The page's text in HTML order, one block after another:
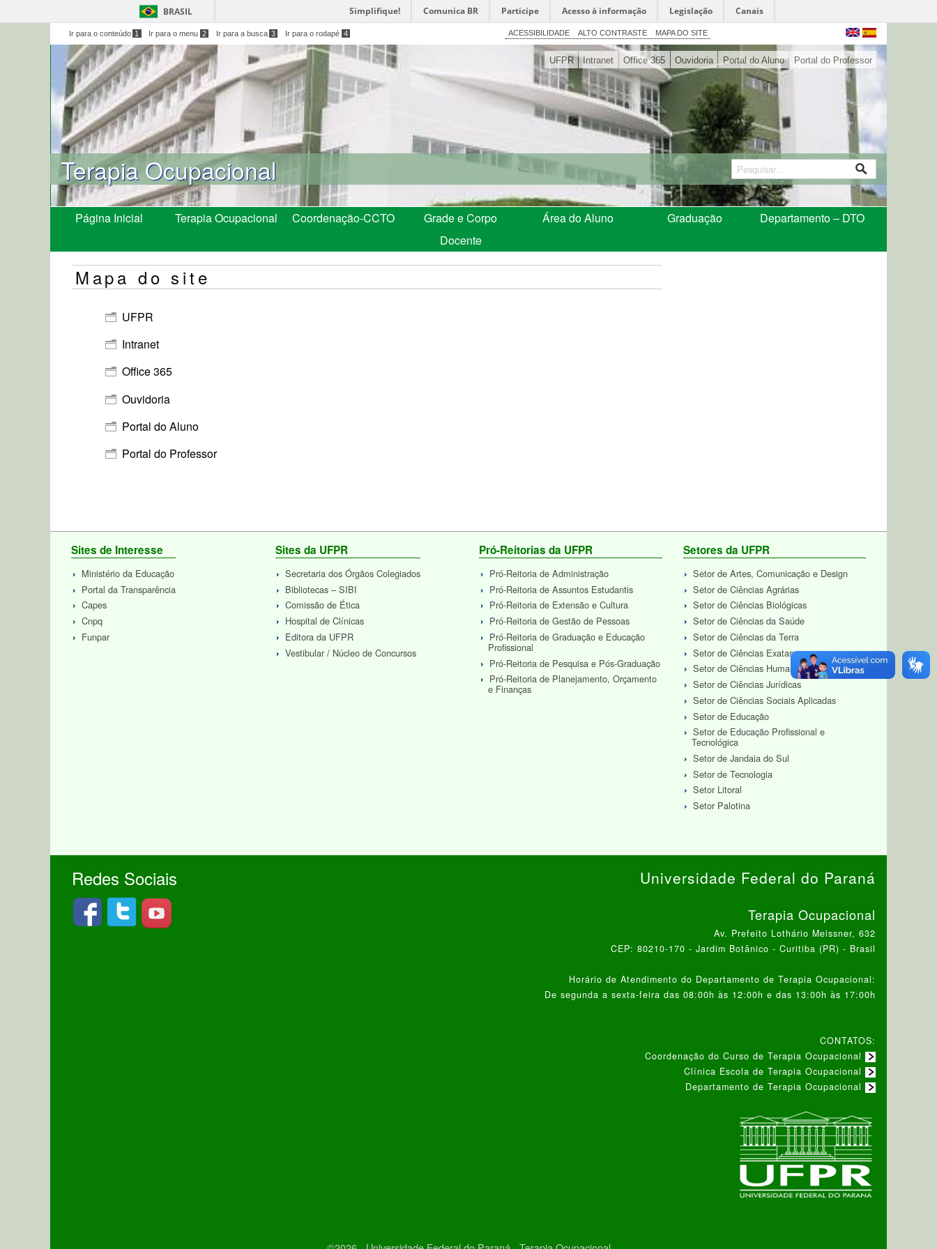
BRASIL Simplifique! Comunica BR Participe Acesso à informação Legislação Canais
Ir para o conteúdo 1 Ir para o menu 2 Ir para a busca 3 Ir para o rodapé 4 ACESSIBILIDADE ALTO CONTRASTE MAPA DO SITE
UFPR Intranet Office 365 Ouvidoria Portal do Aluno Portal do Professor
Terapia Ocupacional
Página Inicial Terapia Ocupacional Coordenação-CCTO
Grade e Corpo
Docente
Área do Aluno Graduação Departamento – DTO
Mapa do site
UFPR
Intranet
Office 365
Ouvidoria
Portal do Aluno
Portal do Professor
Sites de Interesse
Ministério da Educação
Portal da Transparência
Capes
Cnpq
Funpar
Sites da UFPR
Secretaria dos Órgãos Colegiados
Bibliotecas – SIBI
Comissão de Ética
Hospital de Clínicas
Editora da UFPR
Vestibular / Núcleo de Concursos
Pró-Reitorias da UFPR
Pró-Reitoria de Administração
Pró-Reitoria de Assuntos Estudantis
Pró-Reitoria de Extensão e Cultura
Pró-Reitoria de Gestão de Pessoas
Pró-Reitoria de Graduação e Educação
Profissional
Pró-Reitoria de Pesquisa e Pós-Graduação
Pró-Reitoria de Planejamento, Orçamento
e Finanças
Setores da UFPR
Setor de Artes, Comunicação e Design
Setor de Ciências Agrárias
Setor de Ciências Biológicas
Setor de Ciências da Saúde
Setor de Ciências da Terra
Setor de Ciências Exatas
Setor de Ciências Humanas
Setor de Ciências Jurídicas
Setor de Ciências Sociais Aplicadas
Setor de Educação
Setor de Educação Profissional e
Tecnológica
Setor de Jandaia do Sul
Setor de Tecnologia
Setor Litoral
Setor Palotina
Redes Sociais Universidade Federal do Paraná
Terapia Ocupacional
Av. Prefeito Lothário Meissner, 632
CEP: 80210-170 - Jardim Botânico - Curitiba (PR) - Brasil
Horário de Atendimento do Departamento de Terapia Ocupacional:
De segunda a sexta-feira das 08:00h às 12:00h e das 13:00h às 17:00h
CONTATOS:
Coordenação do Curso de Terapia Ocupacional
Clínica Escola de Terapia Ocupacional
Departamento de Terapia Ocupacional